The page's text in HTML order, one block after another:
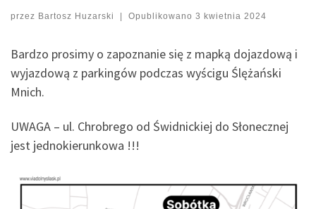
przez Bartosz Huzarski | Opublikowano 3 kwietnia 2024
Bardzo prosimy o zapoznanie się z mapką dojazdową i
wyjazdową z parkingów podczas wyścigu Ślężański
Mnich.
UWAGA – ul. Chrobrego od Świdnickiej do Słonecznej
jest jednokierunkowa !!!